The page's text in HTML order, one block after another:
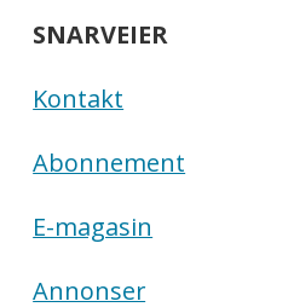
SNARVEIER
Kontakt
Abonnement
E-magasin
Annonser